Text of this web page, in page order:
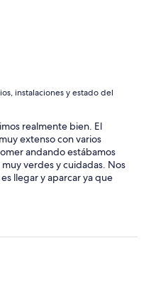
instalaciones y estado del
realmente bien. El
extenso con varios
andando estábamos
verdes y cuidadas. Nos
llegar y aparcar ya que
y lo cerca que tienes